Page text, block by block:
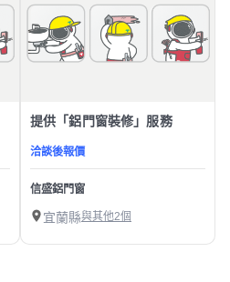
提供「鋁門窗裝修」服務
洽談後報價
信盛鋁門窗
宜蘭縣與其他2個